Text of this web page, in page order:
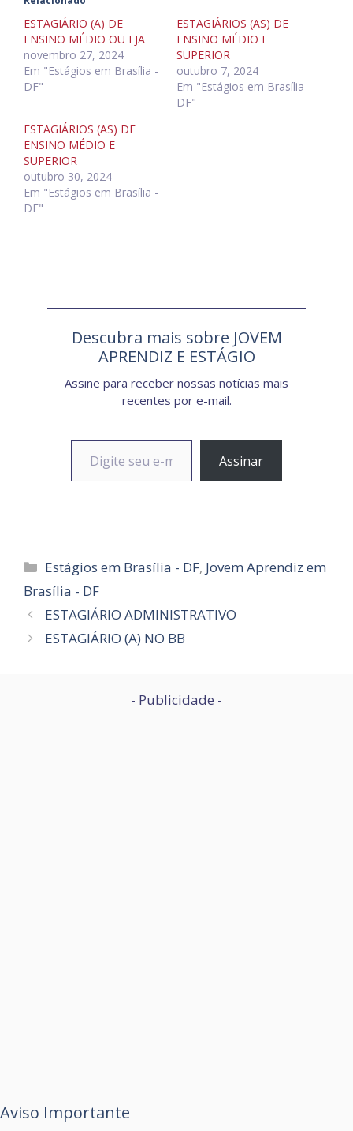
ESTAGIÁRIO (A) DE
ENSINO MÉDIO OU EJA
novembro 27, 2024
Em "Estágios em Brasília -
DF"
ESTAGIÁRIOS (AS) DE
ENSINO MÉDIO E
SUPERIOR
outubro 7, 2024
Em "Estágios em Brasília -
DF"
ESTAGIÁRIOS (AS) DE
ENSINO MÉDIO E
SUPERIOR
outubro 30, 2024
Em "Estágios em Brasília -
DF"
Descubra mais sobre JOVEM
APRENDIZ E ESTÁGIO
Assine para receber nossas notícias mais
recentes por e-mail.
Digite seu e-mail…
Assinar
Categorias
Estágios em Brasília - DF, Jovem Aprendiz em
Brasília - DF
ESTAGIÁRIO ADMINISTRATIVO
ESTAGIÁRIO (A) NO BB
- Publicidade -
Aviso Importante